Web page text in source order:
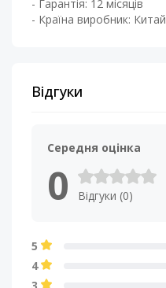
- Гарантія: 12 місяців
- Країна виробник: Китай
Відгуки
Середня оцінка
0 Відгуки (0)
5
4